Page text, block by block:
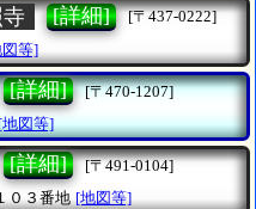
[詳細]
[〒437-0222]
図等]
[詳細]
[〒470-1207]
図等]
[詳細]
[〒491-0104]
０３番地 [地図等]